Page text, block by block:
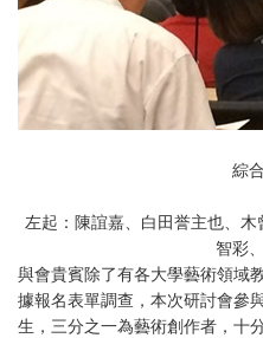
綜
左起：陳誼嘉、白田誉主也、
智彩
與會貴賓除了有各大學藝術領域
據報名表單調查，本次研討會參
生，三分之一為藝術創作者，十